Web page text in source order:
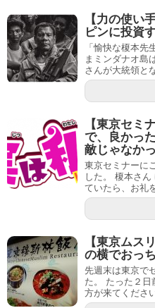
【力の使い
ピンに投資
「愉快な榎本
まミンダナオ島
さんが大統領と
【東京セミ
で、良かっ
敵じゃなか
東京セミナーに
した。 榎本さん
ていたら、お礼
【東京ムス
の横でおっ
先週末は東京で
た。 たった２日
方が来てくださ